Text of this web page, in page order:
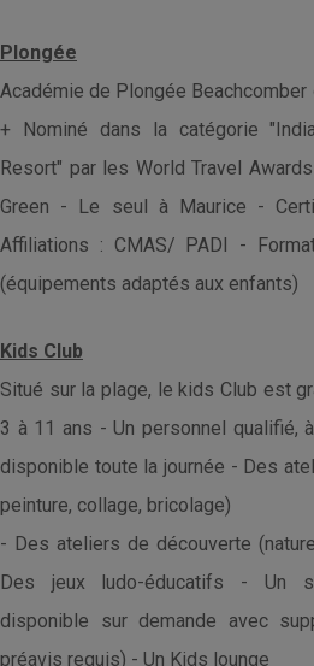
Plongée
Académie de Plongée Beachcomber
+ Nominé dans la catégorie
Resort" par les World Travel
Green - Le seul à Maurice -
Affiliations : CMAS/ PADI -
(équipements adaptés aux enfants)
Kids Club
Situé sur la plage, le kids Club est
3 à 11 ans - Un personnel qualifié,
disponible toute la journée - Des
peinture, collage, bricolage)
- Des ateliers de découverte
Des jeux ludo-éducatifs - Un
disponible sur demande avec
préavis requis) - Un Kids lounge